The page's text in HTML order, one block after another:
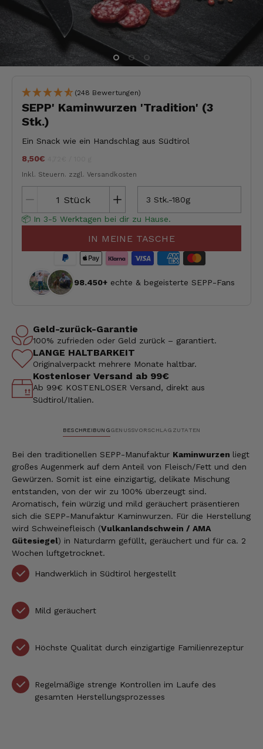
(248 Bewertungen)
SEPP' Kaminwurzen 'Tradition' (3
Stk.)
Ein Snack wie ein Handschlag aus Südtirol
8,50€
Inkl. Steuern. zzgl. Versandkosten
Stück 3 Stk.-180g
📦 In 3-5 Werktagen bei dir zu Hause.
IN MEINE TASCHE
98.450+ echte & begeisterte SEPP-Fans
Geld-zurück-Garantie
100% zufrieden oder Geld zurück – garantiert.
LANGE HALTBARKEIT
Originalverpackt mehrere Monate haltbar.
Kostenloser Versand ab 99€
Ab 99€ KOSTENLOSER Versand, direkt aus
Südtirol/Italien.
BESCHREIBUNGGENUSSVORSCHLAG ZUTATEN
Bei den traditionellen SEPP-Manufaktur Kaminwurzen liegt
großes Augenmerk auf dem Anteil von Fleisch/Fett und den
Gewürzen. Somit ist eine einzigartig, delikate Mischung
entstanden, von der wir zu 100% überzeugt sind.
Aromatisch, fein würzig und mild geräuchert präsentieren
sich die SEPP-Manufaktur Kaminwurzen. Für die Herstellung
wird Schweinefleisch (Vulkanlandschwein / AMA
Gütesiegel) in Naturdarm gefüllt, geräuchert und für ca. 2
Wochen luftgetrocknet.
Handwerklich in Südtirol hergestellt
Mild geräuchert
Höchste Qualität durch einzigartige Familienrezeptur
Regelmäßige strenge Kontrollen im Laufe des
gesamten Herstellungsprozesses